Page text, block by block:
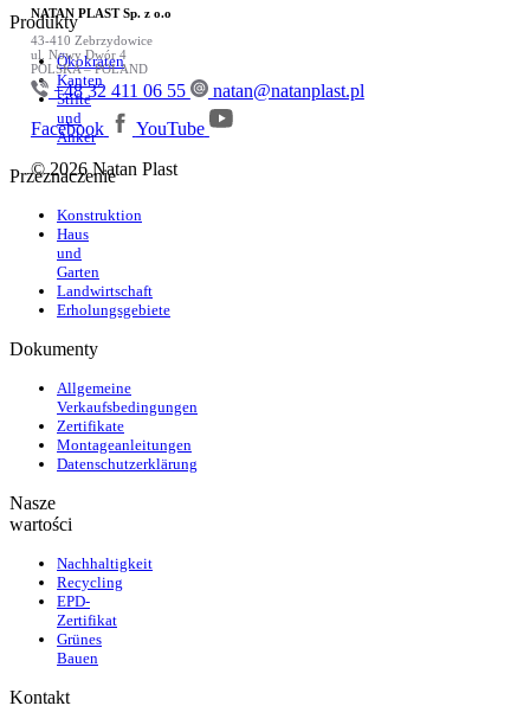
Produkty
Ökokraten
Kanten
Stifte
und
Anker
Przeznaczenie
Konstruktion
Haus
und
Garten
Landwirtschaft
Erholungsgebiete
Dokumenty
Allgemeine
Verkaufsbedingungen
Zertifikate
Montageanleitungen
Datenschutzerklärung
Nasze
wartości
Nachhaltigkeit
Recycling
EPD-
Zertifikat
Grünes
Bauen
Kontakt
NATAN PLAST Sp. z o.o
43-410 Zebrzydowice
ul. Nowy Dwór 4
POLSKA – POLAND
+48 32 411 06 55
natan@natanplast.pl
Facebook
YouTube
© 2026 Natan Plast